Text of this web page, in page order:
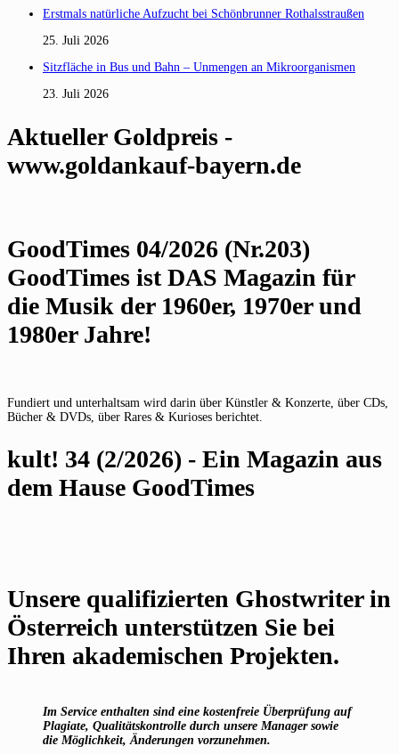
Erstmals natürliche Aufzucht bei Schönbrunner Rothalsstraußen
25. Juli 2026
Sitzfläche in Bus und Bahn – Unmengen an Mikroorganismen
23. Juli 2026
Aktueller Goldpreis -
www.goldankauf-bayern.de
GoodTimes 04/2026 (Nr.203)
GoodTimes ist DAS Magazin für
die Musik der 1960er, 1970er und
1980er Jahre!
Fundiert und unterhaltsam wird darin über Künstler & Konzerte, über CDs,
Bücher & DVDs, über Rares & Kurioses berichtet.
kult! 34 (2/2026) - Ein Magazin aus
dem Hause GoodTimes
Unsere qualifizierten Ghostwriter in
Österreich unterstützen Sie bei
Ihren akademischen Projekten.
Im Service enthalten sind eine kostenfreie Überprüfung auf
Plagiate, Qualitätskontrolle durch unsere Manager sowie
die Möglichkeit, Änderungen vorzunehmen.